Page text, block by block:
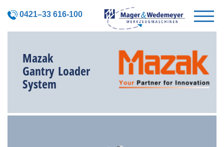
0421–33 616-100
Mazak
Gantry Loader
System